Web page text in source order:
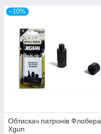
–10%
Обтискач патронів Флобера
Xgun